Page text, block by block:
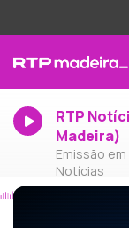
RTP
Madeira)
Emissão
Notícias